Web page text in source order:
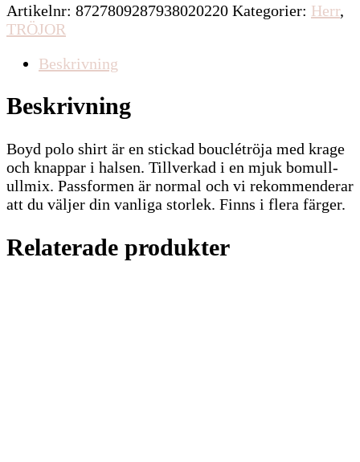
Artikelnr: 8727809287938020220 Kategorier: Herr,
TRÖJOR
Beskrivning
Beskrivning
Boyd polo shirt är en stickad bouclétröja med krage
och knappar i halsen. Tillverkad i en mjuk bomull-
ullmix. Passformen är normal och vi rekommenderar
att du väljer din vanliga storlek. Finns i flera färger.
Relaterade produkter